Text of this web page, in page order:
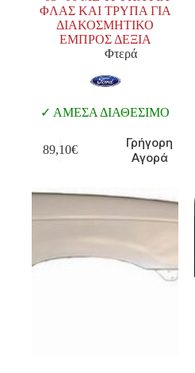
ΦΛΑΣ ΚΑΙ ΤΡΥΠΑ ΓΙΑ
ΔΙΑΚΟΣΜΗΤΙΚΟ
ΕΜΠΡΟΣ ΔΕΞΙΑ
Φτερά
ΑΜΕΣΑ ΔΙΑΘΕΣΙΜΟ
89,10€
Γρήγορη
Αγορά